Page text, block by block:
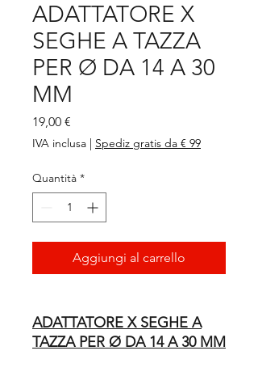
ADATTATORE X
SEGHE A TAZZA
PER Ø DA 14 A 30
MM
19,00 €
IVA inclusa | Spediz gratis da € 99
Quantità *
Aggiungi al carrello
ADATTATORE X SEGHE A
TAZZA PER Ø DA 14 A 30 MM